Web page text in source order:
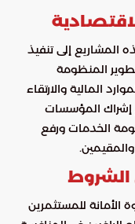
المشاريع إلى تنفيذ
المنظومة
المالية والارتقاء
المؤسسات
الخدمات ورفع
الشروط
للمستثمرين